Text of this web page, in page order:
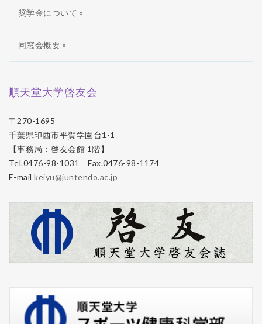
奨学金について »
同窓会概要 »
順天堂大学啓友会
〒270-1695
千葉県印西市平賀学園台1-1
【事務局：啓友会館 1階】
Tel.0476-98-1031 Fax.0476-98-1174
E-mailkeiyu@juntendo.ac.jp